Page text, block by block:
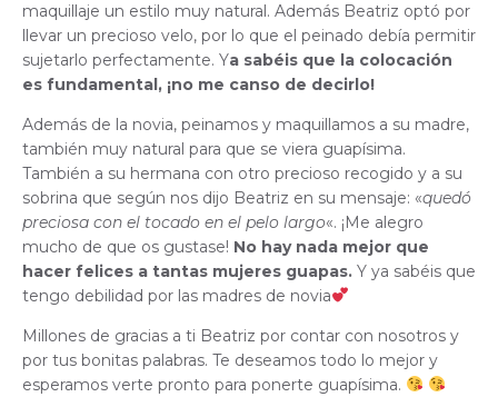
maquillaje un estilo muy natural. Además Beatriz optó por
llevar un precioso velo, por lo que el peinado debía permitir
sujetarlo perfectamente. Ya sabéis que la colocación
es fundamental, ¡no me canso de decirlo!
Además de la novia, peinamos y maquillamos a su madre,
también muy natural para que se viera guapísima.
También a su hermana con otro precioso recogido y a su
sobrina que según nos dijo Beatriz en su mensaje: «quedó
preciosa con el tocado en el pelo largo«. ¡Me alegro
mucho de que os gustase! No hay nada mejor que
hacer felices a tantas mujeres guapas. Y ya sabéis que
tengo debilidad por las madres de novia
Millones de gracias a ti Beatriz por contar con nosotros y
por tus bonitas palabras. Te deseamos todo lo mejor y
esperamos verte pronto para ponerte guapísima.